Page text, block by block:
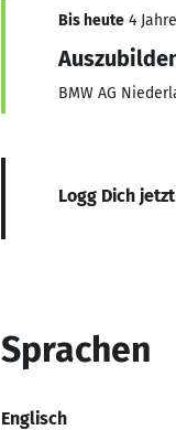
Bis heute 4
BMW AG
Logg Dich
Sprachen
Englisch